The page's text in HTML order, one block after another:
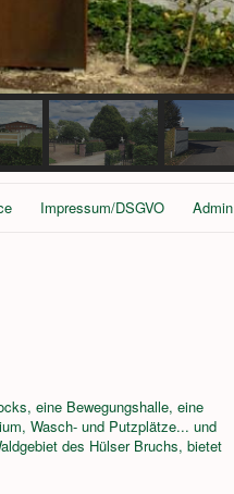
Impressum/DSGVO Admin
eine Bewegungshalle, eine
Wasch- und Putzplätze... und
des Hülser Bruchs, bietet